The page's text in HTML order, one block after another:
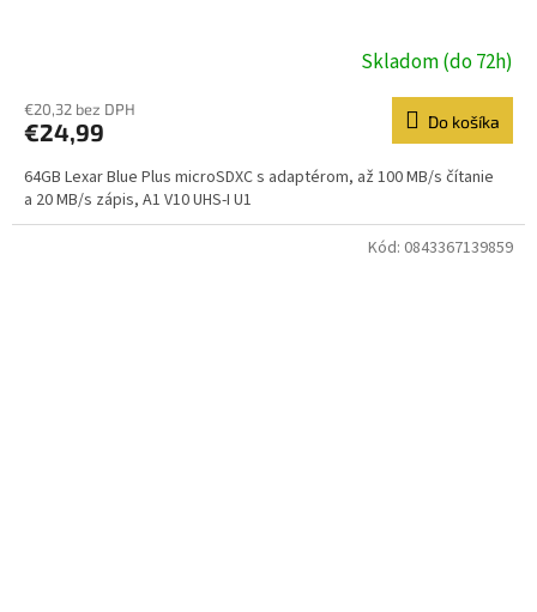
Skladom (do 72h)
€20,32 bez DPH
€24,99 Do košíka
64GB Lexar Blue Plus microSDXC s adaptérom, až 100 MB/s čítanie
a 20 MB/s zápis, A1 V10 UHS-I U1
Kód: 0843367139859